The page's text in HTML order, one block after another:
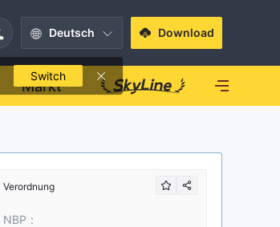
Deutsch
Switch
Download
Markt
Verordnung
NBP：